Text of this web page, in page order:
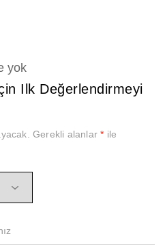
yok
Ilk Değerlendirmeyi
Gerekli alanlar* ile